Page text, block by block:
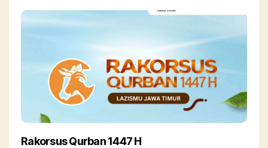
Rakorsus Qurban 1447 H